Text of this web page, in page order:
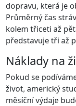
dopravu, která je
Průměrný čas
kolem třiceti až
představuje tři až
Náklady na
Pokud se
život, americký
měsíční výdaje